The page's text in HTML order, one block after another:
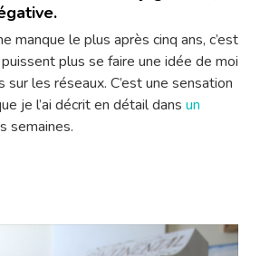
manque le plus après cinq ans, c’est
plus se faire une idée de moi
les réseaux. C’est une sensation
je l’ai décrit en détail dans un
semaines.